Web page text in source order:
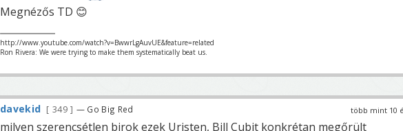
Megnézős TD 😊
http://www.youtube.com/watch?v=BwwrLgAuvUE&feature=related
Ron Rivera: We were trying to make them systematically beat us.
több mint 10
davekid 349 — Go Big Red
milyen szerencsétlen birok ezek Uristen, Bill Cubit konkrétan megőrült